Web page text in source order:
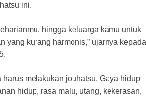
ini.
hingga keluarga kamu untuk
yang kurang harmonis,” ujarnya kepada
melakukan jouhatsu. Gaya hidup
hidup, rasa malu, utang, kekerasan,